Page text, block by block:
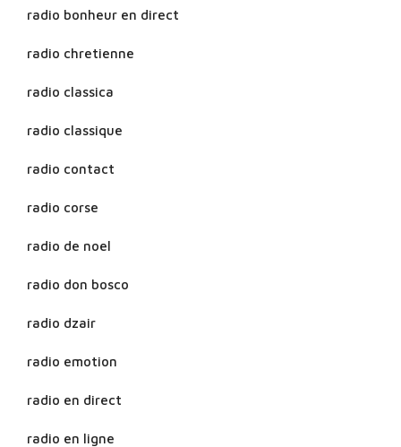
radio bonheur en direct
radio chretienne
radio classica
radio classique
radio contact
radio corse
radio de noel
radio don bosco
radio dzair
radio emotion
radio en direct
radio en ligne